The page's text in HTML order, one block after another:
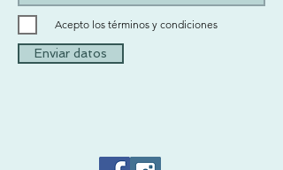
Acepto los términos y condiciones
Enviar datos